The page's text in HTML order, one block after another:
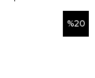
%20